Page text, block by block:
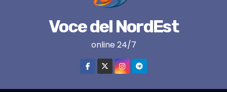
Voce del NordEst
online 24/7